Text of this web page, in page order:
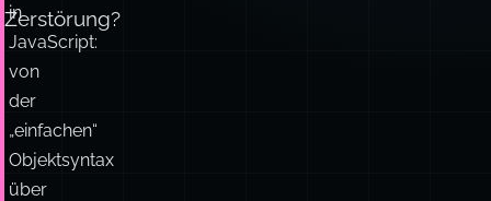
Zerstörung?
in
JavaScript:
von
der
„einfachen“
Objektsyntax
über